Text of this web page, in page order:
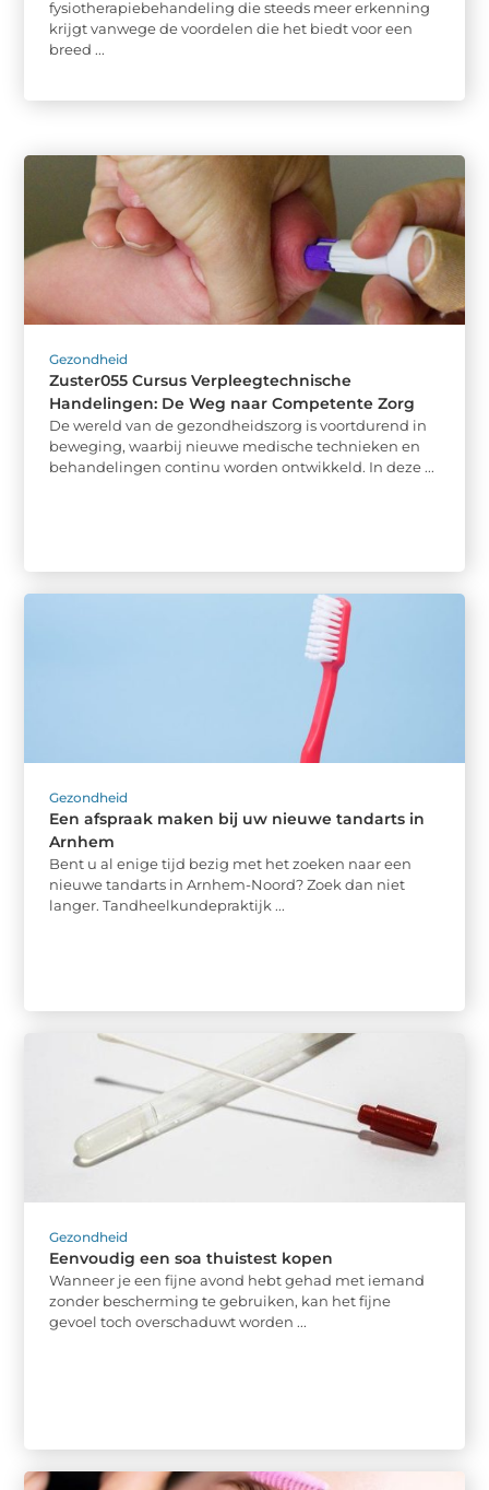
fysiotherapiebehandeling die steeds meer erkenning
krijgt vanwege de voordelen die het biedt voor een
breed ...
Gezondheid
Zuster055 Cursus Verpleegtechnische
Handelingen: De Weg naar Competente Zorg
De wereld van de gezondheidszorg is voortdurend in
beweging, waarbij nieuwe medische technieken en
behandelingen continu worden ontwikkeld. In deze ...
Gezondheid
Een afspraak maken bij uw nieuwe tandarts in
Arnhem
Bent u al enige tijd bezig met het zoeken naar een
nieuwe tandarts in Arnhem-Noord? Zoek dan niet
langer. Tandheelkundepraktijk ...
Gezondheid
Eenvoudig een soa thuistest kopen
Wanneer je een fijne avond hebt gehad met iemand
zonder bescherming te gebruiken, kan het fijne
gevoel toch overschaduwt worden ...